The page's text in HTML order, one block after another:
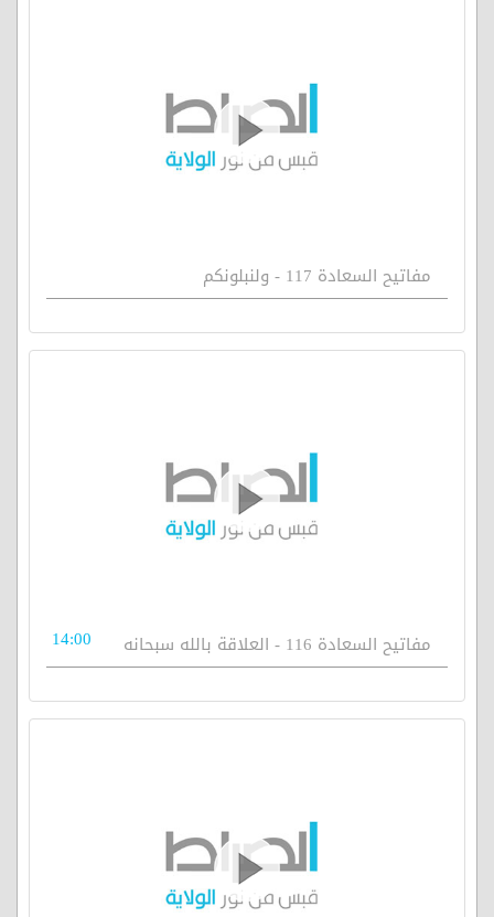
مفاتيح السعادة 117 - ولنبلونكم
مفاتيح السعادة 116 - العلاقة بالله سبحانه 14:00